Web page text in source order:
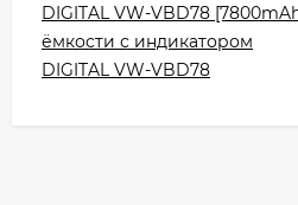
DIGITAL VW-VBD78
ёмкости с индикатором
DIGITAL VW-VBD78